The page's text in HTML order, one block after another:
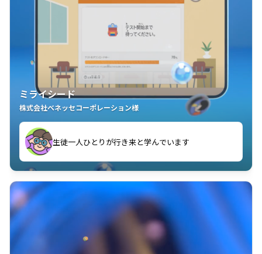
ミライシード
株式会社ベネッセコーポレーション様
生徒一人ひとりが行き来と学んでいます
教室中の児童生徒が「問題が解けてうれしい」「解く
ことが楽しい」を実感しています